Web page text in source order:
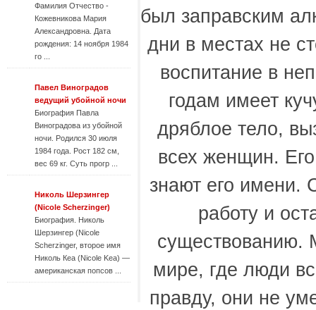
Фамилия Отчество -
Кожевникова Мария
Александровна. Дата
рождения: 14 ноября 1984
го ...
Павел Виноградов
ведущий убойной ночи
Биография Павла
Виноградова из убойной
ночи. Родился 30 июля
1984 года. Рост 182 см,
вес 69 кг. Суть прогр ...
Николь Шерзингер
(Nicole Scherzinger)
Биография. Николь
Шерзингер (Nicole
Scherzinger, второе имя
Николь Кеа (Nicole Kea) —
американская попсов ...
был заправским
дни в местах не
воспитание в
годам имеет
дряблое тело,
всех женщин.
знают его имени.
работу и
существованию.
мире, где люди
правду, они не